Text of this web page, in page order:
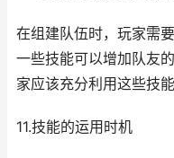
在组建队伍时，玩家需
一些技能可以增加队友
家应该充分利用这些技
11.技能的运用时机